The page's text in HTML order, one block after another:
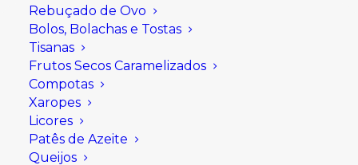
Rebuçado de Ovo
Bolos, Bolachas e Tostas
Tisanas
Frutos Secos Caramelizados
Compotas
Xaropes
Licores
Patês de Azeite
Queijos